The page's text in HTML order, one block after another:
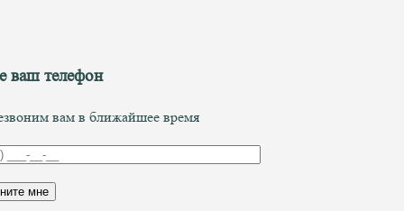
ваш телефон
вам в ближайшее время